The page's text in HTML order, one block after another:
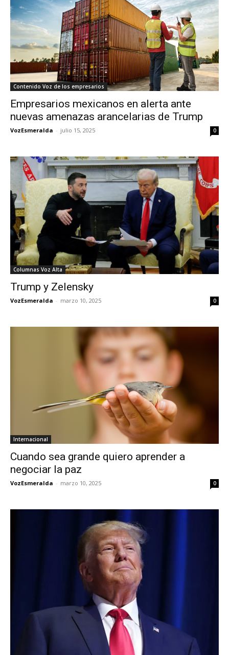
Contenido Voz de los empresarios
Empresarios mexicanos en alerta ante
nuevas amenazas arancelarias de Trump
VozEsmeralda - julio 15, 2025 0
Columnas Voz Alta
Trump y Zelensky
VozEsmeralda - marzo 10, 2025 0
Internacional
Cuando sea grande quiero aprender a
negociar la paz
VozEsmeralda - marzo 10, 2025 0